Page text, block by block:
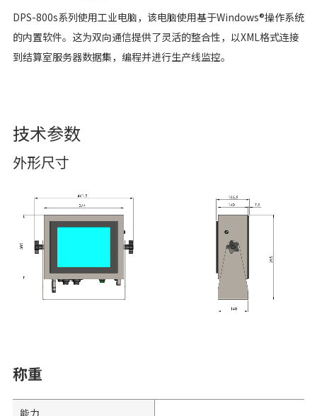
DPS-800s系列使用工业电脑，该电脑使用基于Windows®操作系统
的内置软件。这为双向通信提供了灵活的整合性，以XML格式连接
到结算室服务器数据集，编程并进行生产线监控。
技术参数
外形尺寸
称重
能力